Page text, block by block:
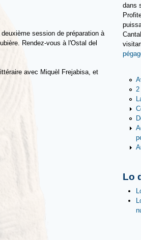
session de préparation à
Rendez-vous à l'Ostal del
avec Miquèl Frejabisa, et
dans
Lo